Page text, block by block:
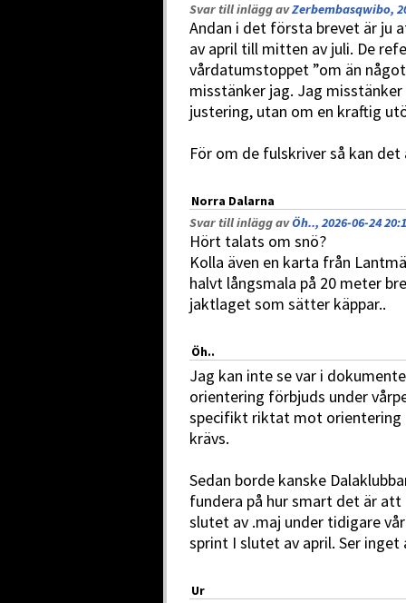
Svar till inlägg avZerbembasqwibo,
Andan i det första brevet är
av april till mitten av juli. De
vårdatumstoppet ”om än
misstänker jag. Jag
justering, utan om en kraftig
För om de fulskriver så kan
Norra Dalarna
Svar till inlägg avÖh.., 2026-06-24
Hört talats om snö?
Kolla även en karta från
halvt långsmala på 20 meter
jaktlaget som sätter käppar..
Öh..
Jag kan inte se var i
orientering förbjuds under
specifikt riktat mot orientering
krävs.
Sedan borde kanske
fundera på hur smart det är
slutet av .maj under tidigare
sprint I slutet av april. Ser
Ur